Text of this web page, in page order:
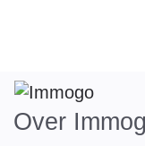
Over